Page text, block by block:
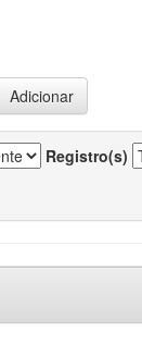
Registro(s)